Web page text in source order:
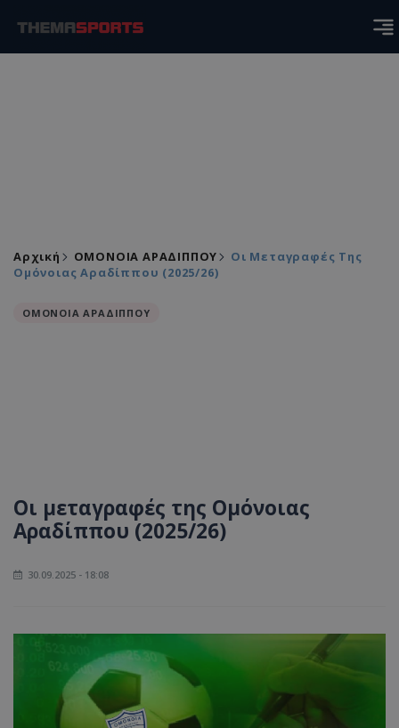
Αρχική ΟΜΟΝΟΙΑ ΑΡΑΔΙΠΠΟΥ
Οι Μεταγραφές Της
Ομόνοιας Αραδίππου (2025/26)
ΟΜΟΝΟΙΑ ΑΡΑΔΙΠΠΟΥ
Οι μεταγραφές της Ομόνοιας
Αραδίππου (2025/26)
30.09.2025 - 18:08